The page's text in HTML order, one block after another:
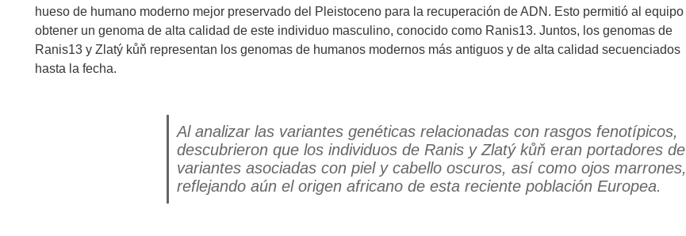
hueso de humano moderno mejor preservado del Pleistoceno para la recuperación de ADN. Esto permitió al equipo
obtener un genoma de alta calidad de este individuo masculino, conocido como Ranis13. Juntos, los genomas de
Ranis13 y Zlatý kůň representan los genomas de humanos modernos más antiguos y de alta calidad secuenciados
hasta la fecha.
Al analizar las variantes genéticas relacionadas con rasgos fenotípicos,
descubrieron que los individuos de Ranis y Zlatý kůň eran portadores de
variantes asociadas con piel y cabello oscuros, así como ojos marrones,
reflejando aún el origen africano de esta reciente población Europea.